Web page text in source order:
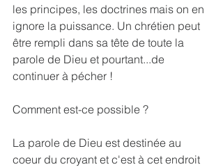
les principes, les doctrines mais on en
ignore la puissance. Un chrétien peut
être rempli dans sa tête de toute la
parole de Dieu et pourtant...de
continuer à pécher !
Comment est-ce possible ?
La parole de Dieu est destinée au
coeur du croyant et c'est à cet endroit